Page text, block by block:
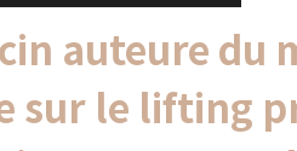
auteure du
sur le lifting